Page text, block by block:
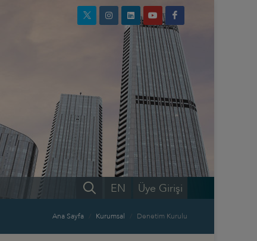
Üye Girişi
EN
Ana Sayfa Kurumsal Denetim Kurulu